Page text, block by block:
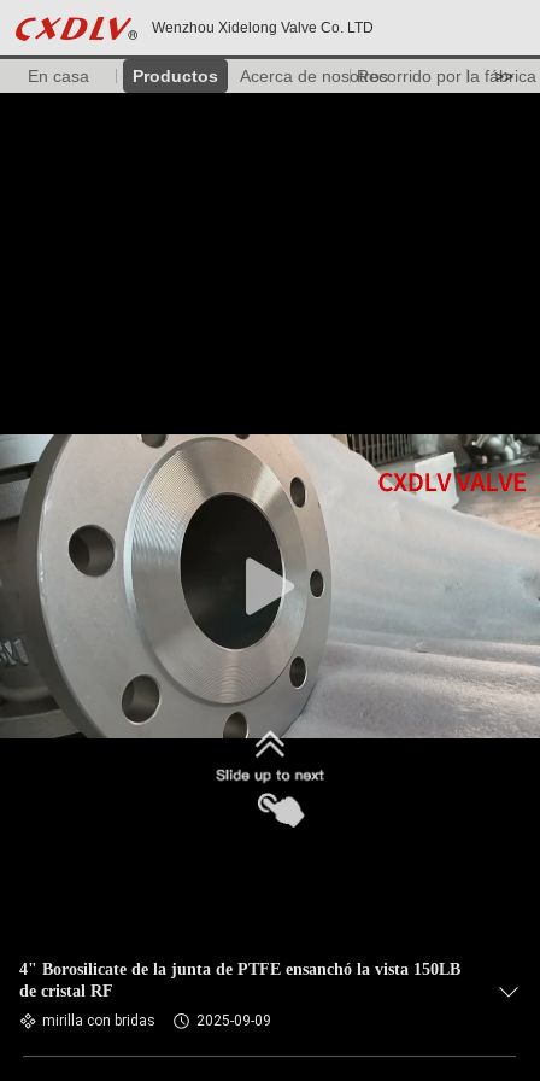
Wenzhou Xidelong Valve Co. LTD
En casa Productos Acerca de nosotrosRecorrido por la fábrica
>>
4" Borosilicate de la junta de PTFE ensanchó la vista 150LB
de cristal RF
mirilla con bridas 2025-09-09